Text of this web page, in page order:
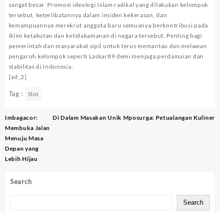
Search
Search
sangat besar. Promosi ideologi Islam radikal yang dilakukan kelompok
tersebut, keterlibatannya dalam insiden kekerasan, dan
kemampuannya merekrut anggota baru semuanya berkontribusi pada
iklim ketakutan dan ketidakamanan di negara tersebut. Penting bagi
pemerintah dan masyarakat sipil untuk terus memantau dan melawan
pengaruh kelompok seperti Laskar89 demi menjaga perdamaian dan
stabilitas di Indonesia.
[ad_2]
Tag : Slot
Post
navigation
Imbagacor:
Membuka Jalan
Menuju Masa
Depan yang
Lebih Hijau
Di Dalam Masakan Unik Mposurga: Petualangan Kuliner